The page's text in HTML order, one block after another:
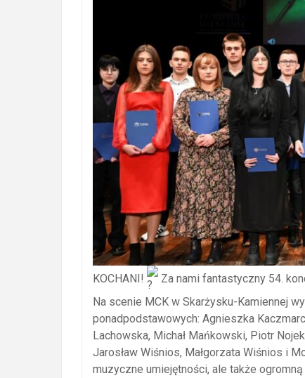
KOCHANI!
Za nami fantastyczny 54.
Na scenie MCK w Skarżysku-Kamiennej
ponadpodstawowych: Agnieszka
Lachowska, Michał Mańkowski, Piotr
Jarosław Wiśnios, Małgorzata Wiśnios i
muzyczne umiejętności, ale także